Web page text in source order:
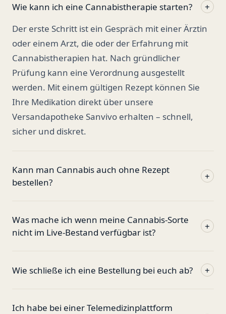
Wie kann ich eine Cannabistherapie starten?
+
Der erste Schritt ist ein Gespräch mit einer Ärztin
oder einem Arzt, die oder der Erfahrung mit
Cannabistherapien hat. Nach gründlicher
Prüfung kann eine Verordnung ausgestellt
werden. Mit einem gültigen Rezept können Sie
Ihre Medikation direkt über unsere
Versandapotheke Sanvivo erhalten – schnell,
sicher und diskret.
Kann man Cannabis auch ohne Rezept
bestellen?
+
Was mache ich wenn meine Cannabis-Sorte
nicht im Live-Bestand verfügbar ist?
+
Wie schließe ich eine Bestellung bei euch ab? +
Ich habe bei einer Telemedizinplattform